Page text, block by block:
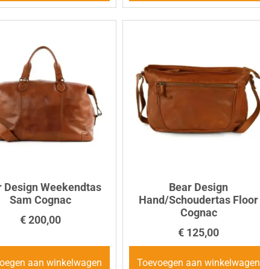
Design Weekendtas
Sam Cognac
€200,00
aan winkelwagen
Bear Design
Hand/Schoudertas Floor
Cognac
€ 125,00
Toevoegen aan winkelwagen